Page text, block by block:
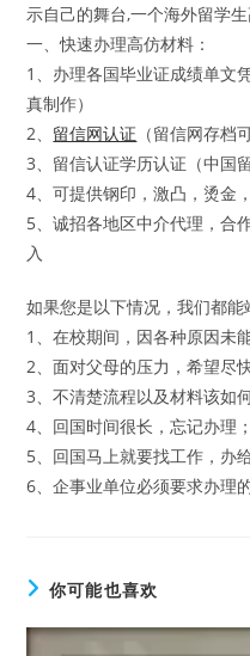
示自己的舞台,一个海外留学
一、快速办理高仿材料：
1、办理各国毕业证成绩单文
真制作）
2、 留信网认证 （留信网存档
3、留信认证学历认证（中国
4、可提供钢印，激凸，烫金
5、诚招各地区中介代理，合
入
如果您是以下情况，我们都能
1、在校期间，因各种原因未
2、面对父母的压力，希望尽
3、不清楚流程以及材料该如
4、回国时间很长，忘记办理；
5、回国马上就要找工作，办
6、企事业单位必须要求办理
你可能也喜欢